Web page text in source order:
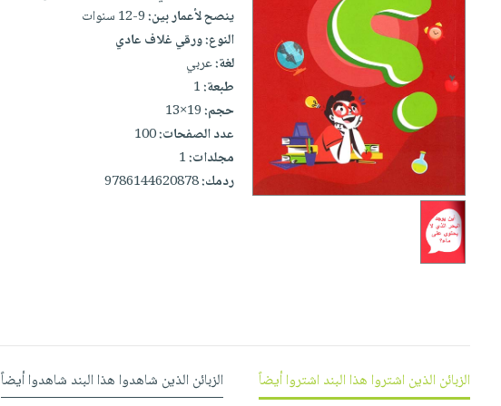
إختيارات
كتب
أكاديمية
صندوق
English
books
أسئلة
تحميل
على
Android
تحميل
أسئلة
تحميل
masmu3
Android
تحميل
masmu3
على
Apple
المواضيع
مبيعاً
وسائل
صندوق
جوائز
الصحة
والعناية
الشخصية
أجهزة
العناية
الشخصية
بالجسم
المطبخ
والسفرة
جديد
الطهي
أدوات
الهدايا
أقسام
ينصح لأعمار بين:9-12 سنوات
النوع:ورقي غلاف عادي
لغة:عربي
طبعة:1
حجم:19×13
عدد الصفحات:100
مجلدات:1
ردمك:9786144620878
الزبائن الذين اشتروا هذا البند اشتروا أيضاً الزبائن الذين شاهدوا هذا البند شاهدوا أيضاً